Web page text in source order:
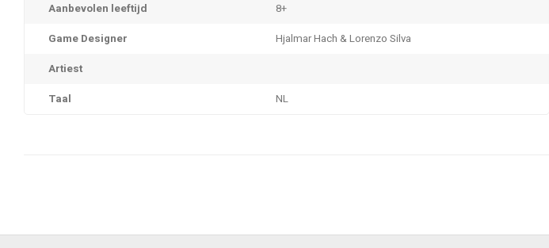
Aanbevolen leeftijd
8+
Game Designer
Hjalmar Hach & Lorenzo Silva
Artiest
Taal
NL